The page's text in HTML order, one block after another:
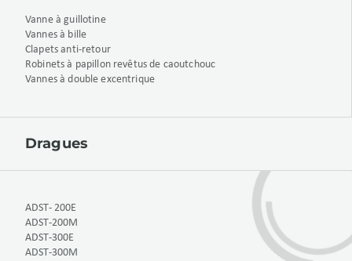
Vanne à guillotine
Vannes à bille
Clapets anti-retour
Robinets à papillon revêtus de caoutchouc
Vannes à double excentrique
Dragues
ADST- 200E
ADST-200M
ADST-300E
ADST-300M